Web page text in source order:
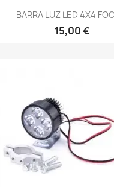
BARRA LUZ LED 4X4
15,00 €